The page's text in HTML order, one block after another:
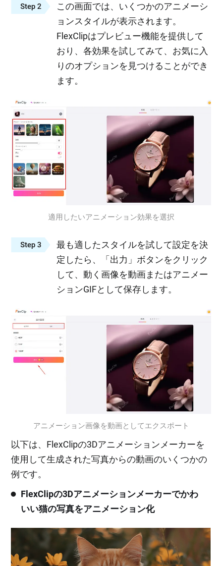
Step 2
この画面では、いくつかのアニメーシ
ョンスタイルが表示されます。
FlexClipはプレビュー機能を提供して
おり、各効果を試してみて、お気に入
りのオプションを見つけることができ
ます。
適用したいアニメーション効果を選択
Step 3
最も適したスタイルを試して設定を決
定したら、「出力」ボタンをクリック
して、動く画像を動画またはアニメー
ションGIFとして保存します。
アニメーション画像を動画としてエクスポート
以下は、FlexClipの3Dアニメーションメーカーを
使用して生成された写真からの動画のいくつかの
例です。
FlexClipの3Dアニメーションメーカーでかわ
いい猫の写真をアニメーション化